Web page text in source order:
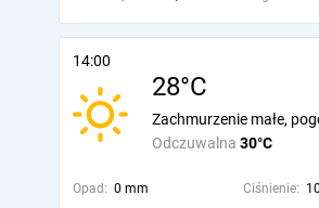
14:00
28°C
Odczuwalna 30°C
Zachmurzenie małe,
Opad: 0 mm Ciśnienie: